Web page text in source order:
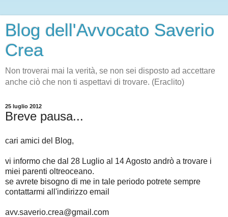
Blog dell'Avvocato Saverio
Crea
Non troverai mai la verità, se non sei disposto ad accettare
anche ciò che non ti aspettavi di trovare. (Eraclito)
25 luglio 2012
Breve pausa...
cari amici del Blog,
vi informo che dal 28 Luglio al 14 Agosto andrò a trovare i
miei parenti oltreoceano.
se avrete bisogno di me in tale periodo potrete sempre
contattarmi all'indirizzo email
avv.saverio.crea@gmail.com